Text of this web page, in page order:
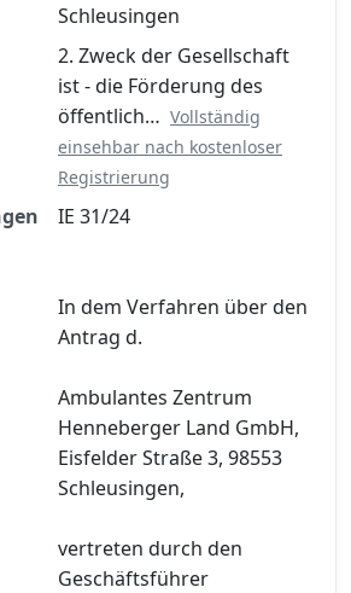
kostenlos registrieren
Schleusingen
2. Zweck der Gesellschaft
ist - die Förderung des
öffentlich… Vollständig
einsehbar nach kostenloser
Registrierung
IE 31/24
In dem Verfahren über den
Antrag d.
Ambulantes Zentrum
Henneberger Land GmbH,
Eisfelder Straße 3, 98553
Schleusingen,
vertreten durch den
Geschäftsführer